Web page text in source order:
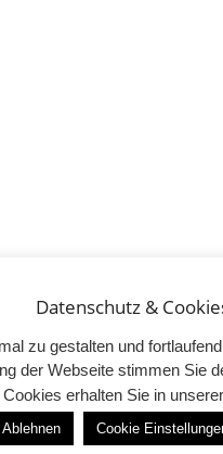
Datenschutz &
zu gestalten und
der Webseite stimmen Sie
erhalten Sie in
Ablehnen Cookie